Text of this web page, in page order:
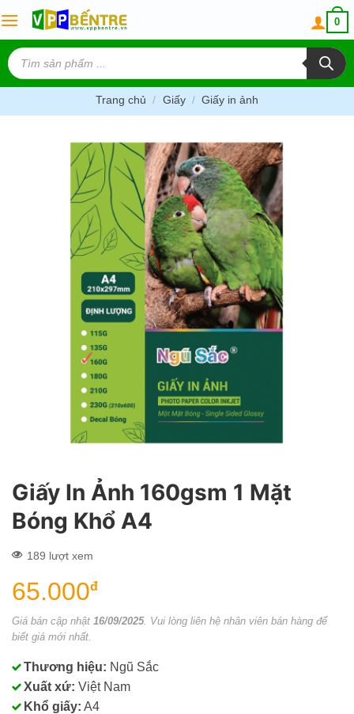
to
content
0
Tìm
kiếm
sản
phẩm
Trang chủ / Giấy / Giấy in ảnh
Giấy In Ảnh 160gsm 1 Mặt
Bóng Khổ A4
189 lượt xem
65.000đ
Giá bán cập nhật 16/09/2025. Vui lòng liên hệ nhân viên bán hàng để
biết giá mới nhất.
Thương hiệu: Ngũ Sắc
Xuất xứ: Việt Nam
Khổ giấy: A4